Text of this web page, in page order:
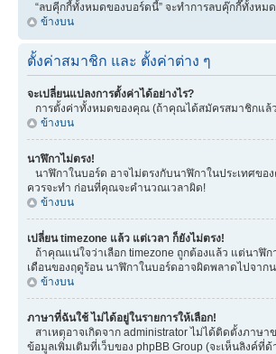
“ลบคุีกกี้ทั้งหมดของบอร์ดนี้” จะทำการลบคุ๊กกี๊ทั้งหม
ข้างบน
ตั้งค่าสมาชิก และ ตั้งค่าต่าง ๆ
จะเปลี่ยนแปลงการตั้งค่าได้อย่างไร?
การตั้งค่าทั้งหมดของคุณ (ถ้าคุณได้สมัครสมาชิกแล้
ข้างบน
นาฬิกาไม่ตรง!
นาฬิกาในบอร์ด อาจไม่ตรงกับนาฬิกาในประเทศข
ควรจะทำ ก่อนที่คุณจะคำนวณเวลาผิด!
ข้างบน
เปลี่ยน timezone แล้ว แต่เวลา ก็ยังไม่ตรง!
ถ้าคุณแน่ใจว่าเลือก timezone ถูกต้องแล้ว แต่นาฬิก
เดือนของฤดูร้อน นาฬิกาในบอร์ดอาจผิดพลาดไปจา
ข้างบน
ภาษาที่ฉันใช้ ไม่ได้อยู่ในรายการให้เลือก!
สาเหตุอาจเกิดจาก administrator ไม่ได้ติดตั้งภาษ
ข้อมูลเพิ่มเติมที่เว็บของ phpBB Group (จะเห็นลิงค์ที่